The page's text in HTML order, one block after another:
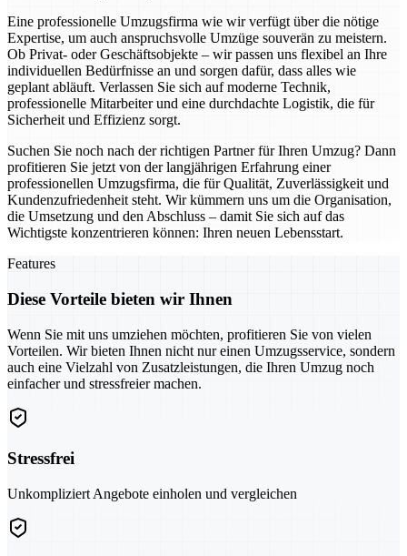
Eine professionelle Umzugsfirma wie wir verfügt über die nötige
Expertise, um auch anspruchsvolle Umzüge souverän zu meistern.
Ob Privat- oder Geschäftsobjekte – wir passen uns flexibel an Ihre
individuellen Bedürfnisse an und sorgen dafür, dass alles wie
geplant abläuft. Verlassen Sie sich auf moderne Technik,
professionelle Mitarbeiter und eine durchdachte Logistik, die für
Sicherheit und Effizienz sorgt.
Suchen Sie noch nach der richtigen Partner für Ihren Umzug? Dann
profitieren Sie jetzt von der langjährigen Erfahrung einer
professionellen Umzugsfirma, die für Qualität, Zuverlässigkeit und
Kundenzufriedenheit steht. Wir kümmern uns um die Organisation,
die Umsetzung und den Abschluss – damit Sie sich auf das
Wichtigste konzentrieren können: Ihren neuen Lebensstart.
Features
Diese Vorteile bieten wir Ihnen
Wenn Sie mit uns umziehen möchten, profitieren Sie von vielen
Vorteilen. Wir bieten Ihnen nicht nur einen Umzugsservice, sondern
auch eine Vielzahl von Zusatzleistungen, die Ihren Umzug noch
einfacher und stressfreier machen.
Stressfrei
Unkompliziert Angebote einholen und vergleichen